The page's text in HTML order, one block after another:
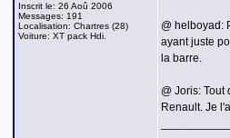
Inscrit le: 26 Aoû 2006
Messages: 191
Localisation: Chartres (28)
Voiture: XT pack Hdi.
@ helboyad:
ayant juste
la barre.
@ Joris:
Renault. Je